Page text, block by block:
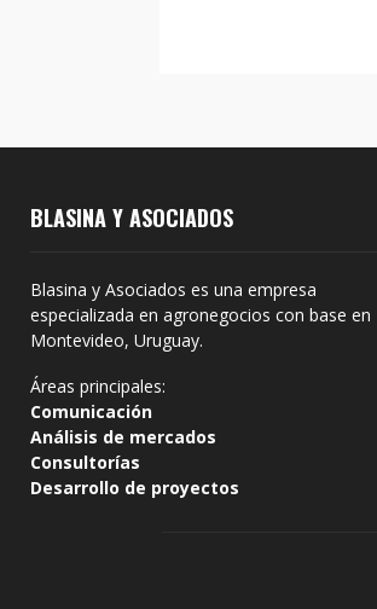
BLASINA Y ASOCIADOS
Blasina y Asociados es una empresa
especializada en agronegocios con base en
Montevideo, Uruguay.
Áreas principales:
Comunicación
Análisis de mercados
Consultorías
Desarrollo de proyectos